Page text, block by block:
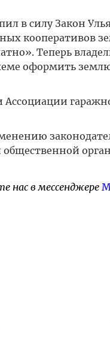
в силу Закон
кооперативов
Теперь
оформить
нас в мессенджере